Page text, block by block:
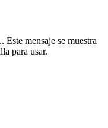
Este mensaje se muestra
para usar.